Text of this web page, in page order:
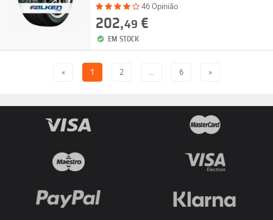
46 Opinião
202,49 €
EM STOCK
« 1 2 … 6 »